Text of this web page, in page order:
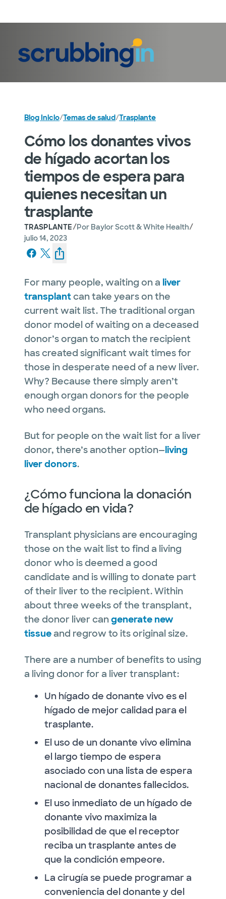
Blog Inicio/Temas de salud/Trasplante
Cómo los donantes vivos
de hígado acortan los
tiempos de espera para
quienes necesitan un
trasplante
TRASPLANTE/Por Baylor Scott & White Health/
julio 14, 2023
For many people, waiting on a liver
transplantcan take years on the
current wait list. The traditional organ
donor model of waiting on a deceased
donor’s organ to match the recipient
has created significant wait times for
those in desperate need of a new liver.
Why? Because there simply aren’t
enough organ donors for the people
who need organs.
But for people on the wait list for a liver
donor, there’s another option—living
liver donors.
¿Cómo funciona la donación
de hígado en vida?
Transplant physicians are encouraging
those on the wait list to find a living
donor who is deemed a good
candidate and is willing to donate part
of their liver to the recipient. Within
about three weeks of the transplant,
the donor liver can generate new
tissueand regrow to its original size.
There are a number of benefits to using
a living donor for a liver transplant:
Un hígado de donante vivo es el
hígado de mejor calidad para el
trasplante.
El uso de un donante vivo elimina
el largo tiempo de espera
asociado con una lista de espera
nacional de donantes fallecidos.
El uso inmediato de un hígado de
donante vivo maximiza la
posibilidad de que el receptor
reciba un trasplante antes de
que la condición empeore.
La cirugía se puede programar a
conveniencia del donante y del